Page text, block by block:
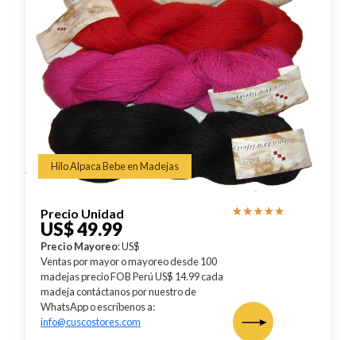
Hilo Alpaca Bebe en Madejas
Precio Unidad
US$ 49.99
Precio Mayoreo: US$
Ventas por mayor o mayoreo desde 100
madejas precio FOB Perú US$ 14.99 cada
madeja contáctanos por nuestro de
WhatsApp o escríbenos a:
info@cuscostores.com